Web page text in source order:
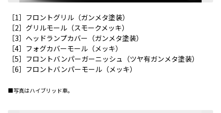
［1］フロントグリル（ガンメタ塗装）
［2］グリルモール（スモークメッキ）
［3］ヘッドランプカバー（ガンメタ塗装）
［4］フォグカバーモール（メッキ）
［5］フロントバンパーガーニッシュ（ツヤ有ガンメタ塗装）
［6］フロントバンパーモール（メッキ）
■写真はハイブリッド車。